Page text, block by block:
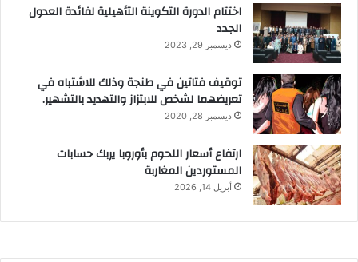
اختتام الدورة التكوينة التأهيلية لفائدة العدول
الجدد
ديسمبر 29, 2023
توقيف فتاتين في طنجة وذلك للاشتباه في
تعريضهما لشخص للابتزاز والتهديد بالتشهير.
ديسمبر 28, 2020
ارتفاع أسعار اللحوم بأوروبا يربك حسابات
المستوردين المغاربة
أبريل 14, 2026